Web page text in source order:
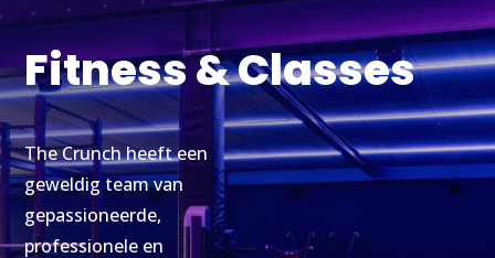
Fitness & Classes
The Crunch heeft een
geweldig team van
gepassioneerde,
professionele en